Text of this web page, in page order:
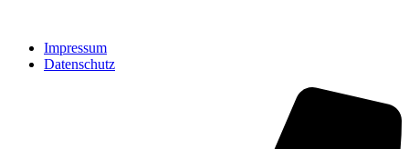
Impressum
Datenschutz